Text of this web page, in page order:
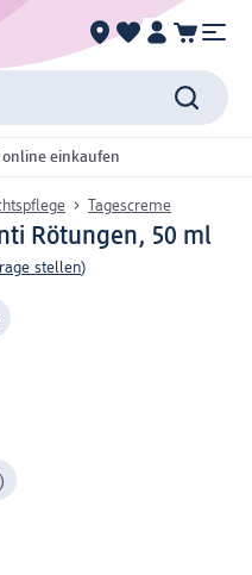
online einkaufen
Tagescreme
Rötungen, 50 ml
stellen)